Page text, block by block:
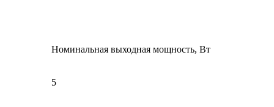
Номинальная выходная мощность, Вт
5